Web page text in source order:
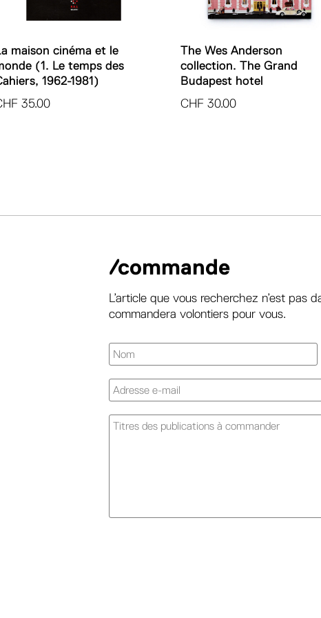
maison cinéma et le
(1. Le temps des
1962-1981)
35.00
The Wes Anderson
collection. The Grand
Budapest hotel
CHF 30.00
/commande
L’article que vous recherchez n’est pas
commandera volontiers pour vous.